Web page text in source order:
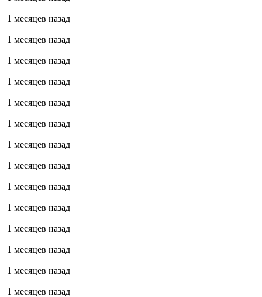
1 месяцев назад
1 месяцев назад
1 месяцев назад
1 месяцев назад
1 месяцев назад
1 месяцев назад
1 месяцев назад
1 месяцев назад
1 месяцев назад
1 месяцев назад
1 месяцев назад
1 месяцев назад
1 месяцев назад
1 месяцев назад